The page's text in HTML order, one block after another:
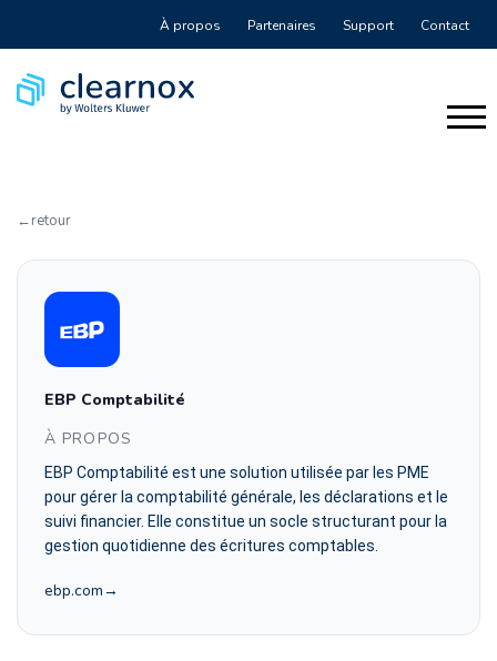
À propos Partenaires Support Contact
retour
EBP Comptabilité
À PROPOS
EBP Comptabilité est une solution utilisée par les PME
pour gérer la comptabilité générale, les déclarations et le
suivi financier. Elle constitue un socle structurant pour la
gestion quotidienne des écritures comptables.
ebp.com